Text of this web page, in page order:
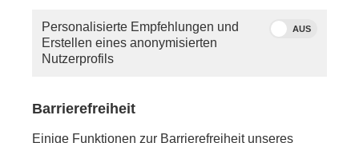
Strafen und das Schließen von Gesetzeslücken
aus.
Personalisierte Empfehlungen und
Erstellen eines anonymisierten
Nutzerprofils
AUS
Barrierefreiheit
Einige Funktionen zur Barrierefreiheit unseres